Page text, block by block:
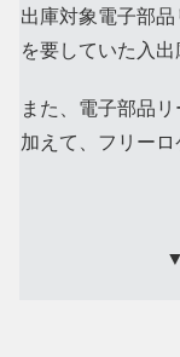
出庫対象電子部
を要していた入出
また、電子部品
加えて、フリー